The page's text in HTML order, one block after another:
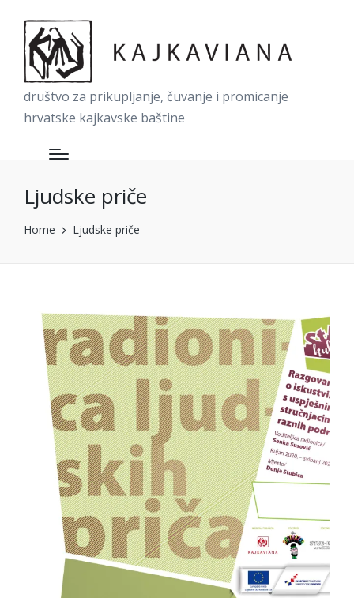
društvo za prikupljanje, čuvanje i promicanje
hrvatske kajkavske baštine
Ljudske priče
Home Ljudske priče